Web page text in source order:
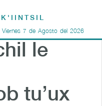
K'IINTSIL
Viernes 7 de Agosto del 2026
le
tu’ux